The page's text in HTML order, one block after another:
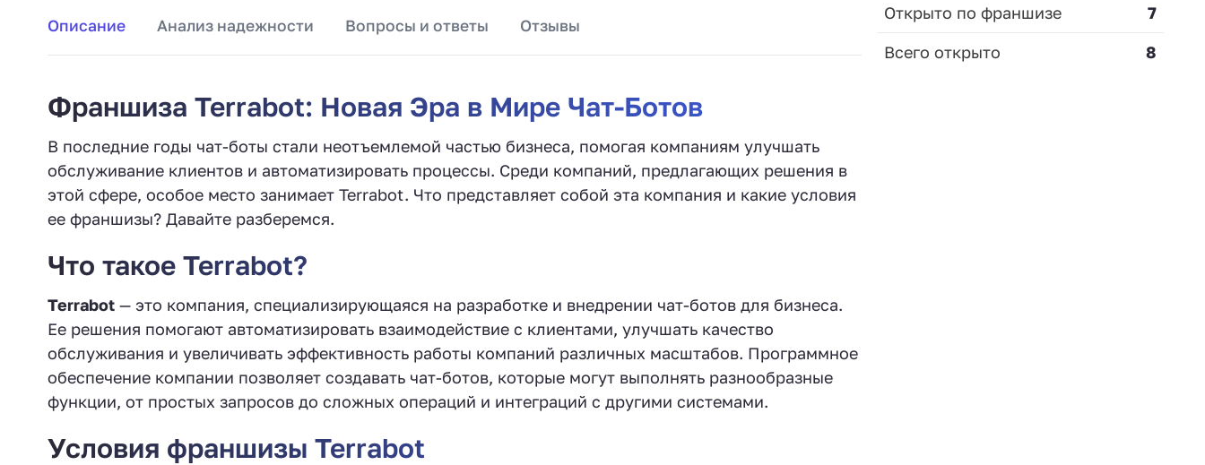
Описание Анализ надежности Вопросы и ответы Отзывы
Франшиза Terrabot: Новая Эра в Мире Чат-Ботов
В последние годы чат-боты стали неотъемлемой частью бизнеса, помогая компаниям улучшать
обслуживание клиентов и автоматизировать процессы. Среди компаний, предлагающих решения в
этой сфере, особое место занимает Terrabot. Что представляет собой эта компания и какие условия
ее франшизы? Давайте разберемся.
Что такое Terrabot?
Terrabot — это компания, специализирующаяся на разработке и внедрении чат-ботов для бизнеса.
Ее решения помогают автоматизировать взаимодействие с клиентами, улучшать качество
обслуживания и увеличивать эффективность работы компаний различных масштабов. Программное
обеспечение компании позволяет создавать чат-ботов, которые могут выполнять разнообразные
функции, от простых запросов до сложных операций и интеграций с другими системами.
Условия франшизы Terrabot
Открыто по франшизе
7
Всего открыто
8